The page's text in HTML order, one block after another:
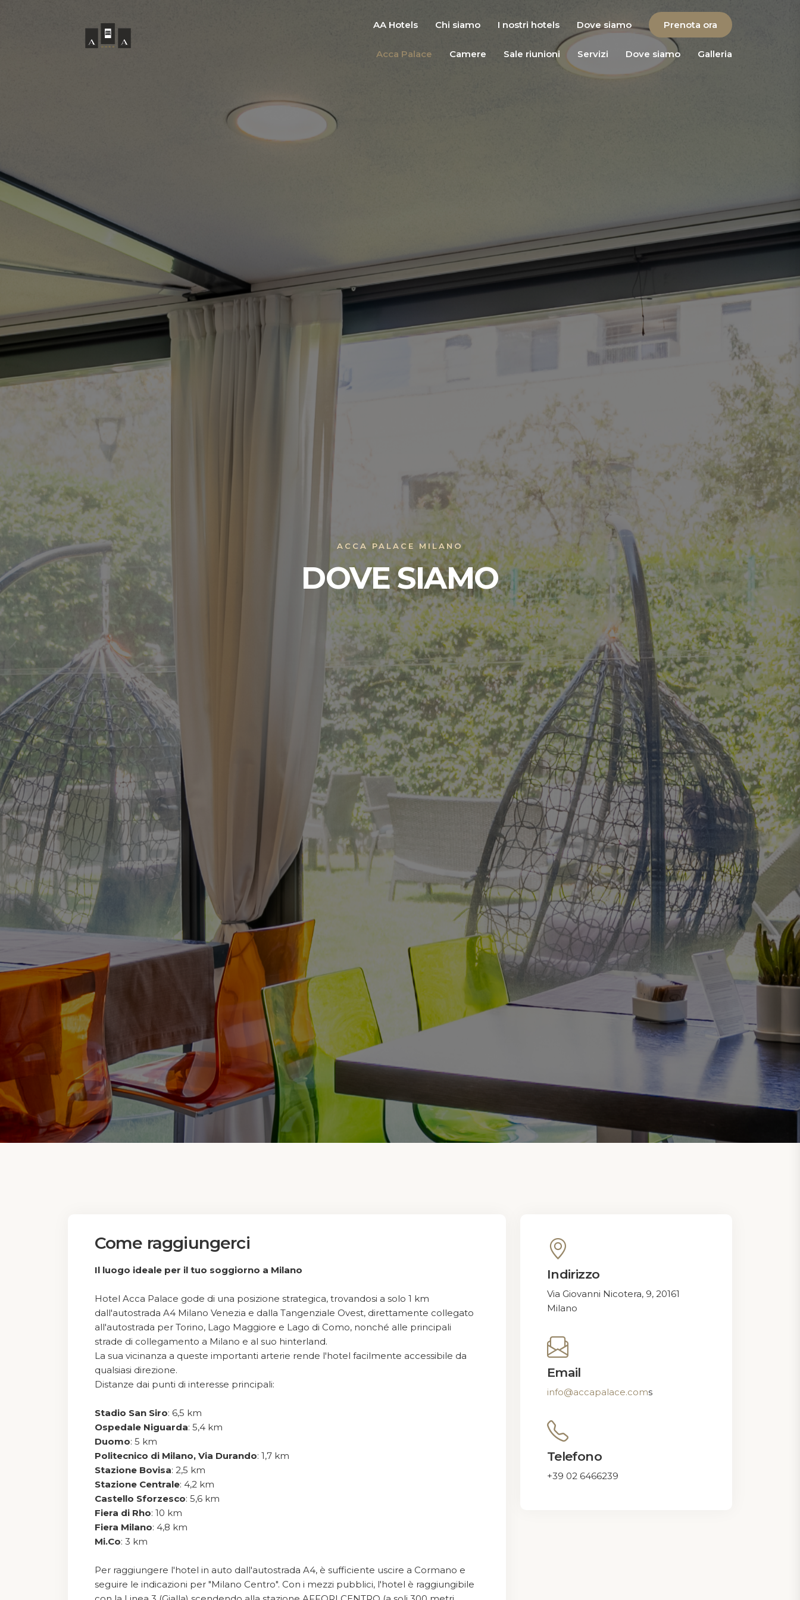
AA Hotels Chi siamo I nostri hotels Dove siamo Prenota ora
Acca Palace Camere Sale riunioni Servizi Dove siamo Galleria
ACCA PALACE MILANO
DOVE SIAMO
Indirizzo
Via Giovanni Nicotera, 9, 20161
Milano
Email
info@accapalace.coms
Telefono
+39 02 6466239
Come raggiungerci
Il luogo ideale per il tuo soggiorno a Milano
Hotel Acca Palace gode di una posizione strategica, trovandosi a solo 1 km
dall'autostrada A4 Milano Venezia e dalla Tangenziale Ovest, direttamente collegato
all'autostrada per Torino, Lago Maggiore e Lago di Como, nonché alle principali
strade di collegamento a Milano e al suo hinterland.
La sua vicinanza a queste importanti arterie rende l'hotel facilmente accessibile da
qualsiasi direzione.
Distanze dai punti di interesse principali:
Stadio San Siro: 6,5 km
Ospedale Niguarda: 5,4 km
Duomo: 5 km
Politecnico di Milano, Via Durando: 1,7 km
Stazione Bovisa: 2,5 km
Stazione Centrale: 4,2 km
Castello Sforzesco: 5,6 km
Fiera di Rho: 10 km
Fiera Milano: 4,8 km
Mi.Co: 3 km
Per raggiungere l'hotel in auto dall'autostrada A4, è sufficiente uscire a Cormano e
seguire le indicazioni per "Milano Centro". Con i mezzi pubblici, l'hotel è raggiungibile
Contacts
ACCA Palace Hotel
Milano
info@accapalace.com
+39 02 6466 239
Explore
Home
Dove siamo
Galleria